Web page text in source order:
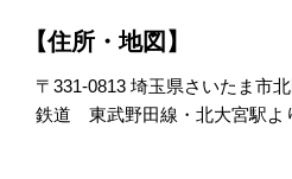
【住所・地図】
〒331-0813 埼玉県さいたま市
鉄道 東武野田線・北大宮駅よ